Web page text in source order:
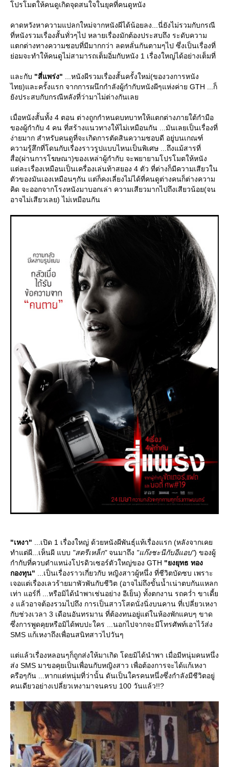
ปรโมตให้คนดูเกิดจุดสนใจในยุคที่คนดูหนัง
คาดหวังหาความแปลกใหม่จากหนังผีได้น้อยลง...นี่ยังไม่รวมกับกรณี
ที่หนังรวมเรื่องสั้นทั่วๆไป หลายเรื่องมักต้องประสบถึง ระดับความ
ตกต่างทางความชอบที่มีมากกว่า ลดหลั่นกันตามๆไป ซึ่งเป็นเรื่องที่
่อมจะทำให้คนดูไม่สามารถเต็มอิ่มกับหนัง 1 เรื่องใหญ่ได้อย่างเต็มที่
ละกับ "สี่แพร่ง" ...หนังผีรวมเรื่องสั้นครั้งใหม่(ของวงการหนัง
ไทย)และครั้งแรก จากการผนึกกำลังผู้กำกับหนังผีๆแห่งค่าย GTH ...ก็
ังประสบกับกรณีหลังที่ว่ามาไม่ต่างกันเล
เมื่อหนังสั้นทั้ง 4 ตอน ต่างถูกกำหนดบทบาทให้แตกต่างภายใต้กำมือ
ของผู้กำกับ 4 คน ที่สร้างแนวทางให้ไม่เหมือนกัน ...มันเลยเป็นเรื่องที่
ง่ายมาก สำหรับคนดูที่จะเกิดการตัดสินความชอบดี อยู่บนเกณฑ์
ความรู้สึกที่โดนกับเรื่องราวรูปแบบไหนเป็นพิเศษ ...ถึงแม้สารที่
สื่อ(ผ่านการโฆษณา)ของเหล่าผู้กำกับ จะพยายามโปรโมตให้หนัง
ต่ละเรื่องเหมือนเป็นเครื่องเล่นท้าสยอง 4 ตัว ที่ต่างก็มีความเสียวใน
ตัวของมันเองเหมือนๆกัน แต่ก็คงเลี่ยงไม่ได้ที่คนดูต่างคนก็ต่างความ
คิด จะออกจากโรงหนังมาบอกเล่า ความเสียวมากไปถึงเสียวน้อย(จน
อาจไม่เสียวเลย) ไม่เหมือนกัน
"เหงา" ...เปิด 1 เรื่องใหญ่ ด้วยหนังผีพันธุ์แท้เรื่องแรก (หลังจากเค
ทำแต่ผี...เห็นผี แบบ "สตรีเหล็ก"จนมาถึง "แก๊งชะนีกับอีแอบ") ของผู้
กำกับที่ควบตำแหน่งโปรดิวเซอร์ตัวใหญ่ของ GTH "ยงยุทธ ทอง
กองทุน" ...เป็นเรื่องราวเกี่ยวกับ หญิงสาวผู้หนึ่ง ที่ชีวิตบัดซบ เพราะ
เจอแต่เรื่องเลวร้ายมาพัวพันกับชีวิต (อาจไม่ถึงขั้นน้ำเน่าตบกันแหลก
เท่า แอร์กี่ ...หรือมิได้นำพาเช่นอย่าง อีเย็น) ทั้งตกงาน รถคว่ำ ขาเดี้
ง แล้วอาจต้องรวมไปถึง การเป็นสาวโสดนั่งนิ่งบนคาน ที่เปลี่ยวเหงา
กับช่วงเวลา 3 เดือนอันทรมาน ที่ต้องทนอยู่แต่ในห้องพักแคบๆ ขาด
ซึ่งการพูดคุยหรือมิได้พบปะใคร ...นอกไปจากจะมีโทรศัพท์เอาไว้ส่ง
SMS แก้เหงาถึงเพื่อนสนิทสาวไปวันๆ
ต่แล้วเรื่องหลอนๆก็ถูกส่งให้มาเกิด โดยมิได้นำพา เมื่อมีหนุ่มคนหนึ่ง
ส่ง SMS มาขอคุยเป็นเพื่อนกับหญิงสาว เพื่อต้องการจะได้แก้เหงา
ครือๆกัน ...หากแต่หนุ่มที่ว่านั้น ดันเป็นใครคนหนึ่งซึ่งกำลังมีชีวิตอยู่
คนเดียวอย่างเปลี่ยวเหงามาจนครบ 100 วันแล้ว!!?